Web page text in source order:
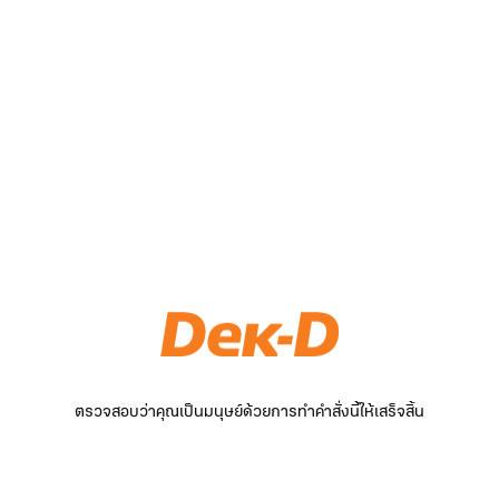
ตรวจสอบว่าคุณเป็นมนุษย์ด้วยการทำคำสั่งนี้ให้เสร็จสิ้น